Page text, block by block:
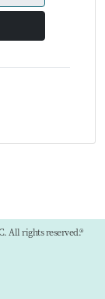
All rights reserved.®